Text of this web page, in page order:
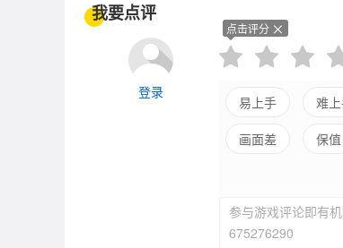
我要点评
登录
点击评分
易上手 难
画面差 保值
参与游戏评论即有
675276290